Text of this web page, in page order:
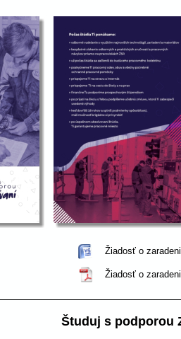
Študuj s podporou
Žiadosť o
Žiadosť o